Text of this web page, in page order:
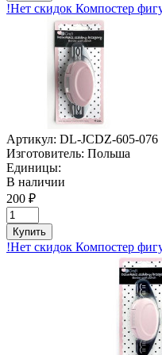
!Нет скидок Компостер
Артикул: DL-JCDZ-605-076
Изготовитель: Польша
Единицы:
В наличии
200 ₽
Купить
!Нет скидок Компостер